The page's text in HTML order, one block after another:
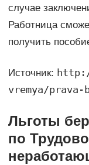
случае
Работница
получить
Источник:
vremya/prava-
Льготы
по